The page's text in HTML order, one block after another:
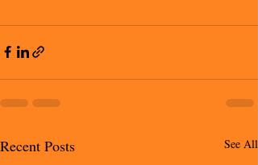
Recent Posts See All